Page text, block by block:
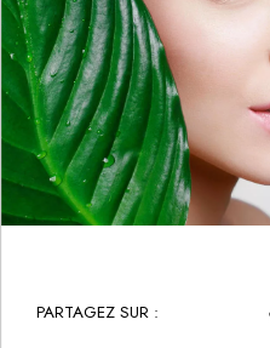
PARTAGEZ SUR :